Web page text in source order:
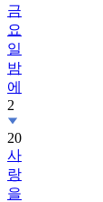
금
요
일
밤
에
2
20
사
랑
을